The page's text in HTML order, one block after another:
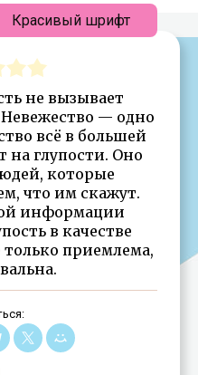
не вызывает
— одно
всё в большей
на глупости. Оно
которые
что им скажут.
информации
в качестве
приемлема,
Красивый шрифт